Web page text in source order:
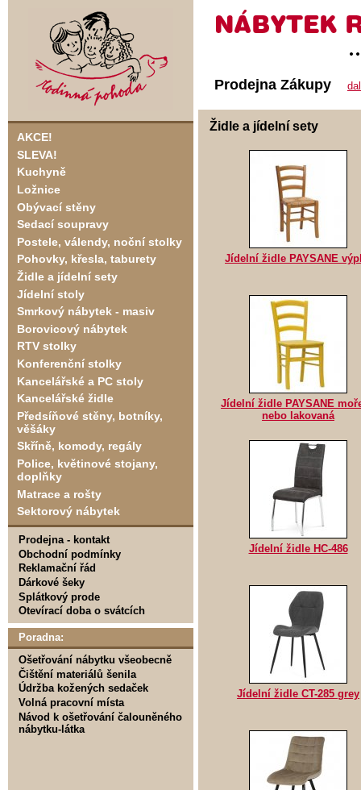
AKCE!
SLEVA!
Kuchyně
Ložnice
Obývací stěny
Sedací soupravy
Postele, válendy, noční stolky
Pohovky, křesla, taburety
Židle a jídelní sety
Jídelní stoly
Smrkový nábytek - masiv
Borovicový nábytek
RTV stolky
Konferenční stolky
Kancelářské a PC stoly
Kancelářské židle
Předsíňové stěny, botníky,
věšáky
Skříně, komody, regály
Police, květinové stojany,
doplňky
Matrace a rošty
Sektorový nábytek
Prodejna - kontakt
Obchodní podmínky
Reklamační řád
Dárkové šeky
Splátkový prode
Otevírací doba o svátcích
Poradna:
Ošetřování nábytku všeobecně
Čištění materiálů šenila
Údržba kožených sedaček
Volná pracovní místa
Návod k ošetřování čalouněného
nábytku-látka
Prodejna Zákupy
Židle a jídelní sety
Jídelní židle PAYSANE
Jídelní židle PAYSANE
nebo lakovaná
Jídelní židle HC-486
Jídelní židle CT-285 grey